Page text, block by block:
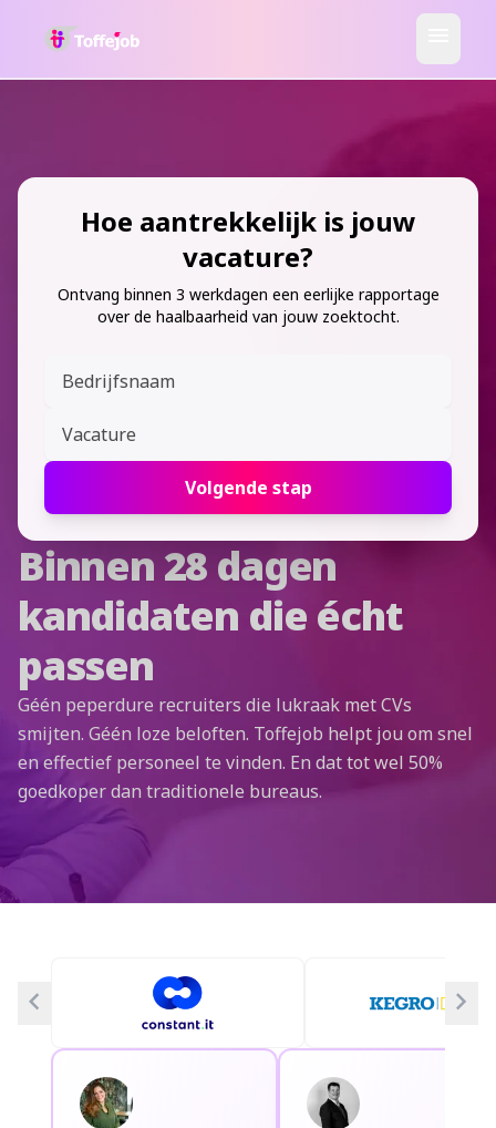
Hoe aantrekkelijk is jouw
vacature?
Ontvang binnen 3 werkdagen een eerlijke rapportage
over de haalbaarheid van jouw zoektocht.
Volgende stap
Binnen 28 dagen
kandidaten die écht
passen
Géén peperdure recruiters die lukraak met CVs
smijten. Géén loze beloften. Toffejob helpt jou om snel
en effectief personeel te vinden. En dat tot wel 50%
goedkoper dan traditionele bureaus.
chevron_left chevron_right